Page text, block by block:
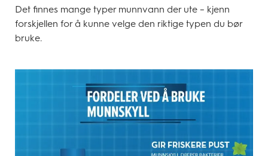
Det finnes mange typer munnvann der ute – kjenn
forskjellen for å kunne velge den riktige typen du bør
bruke.